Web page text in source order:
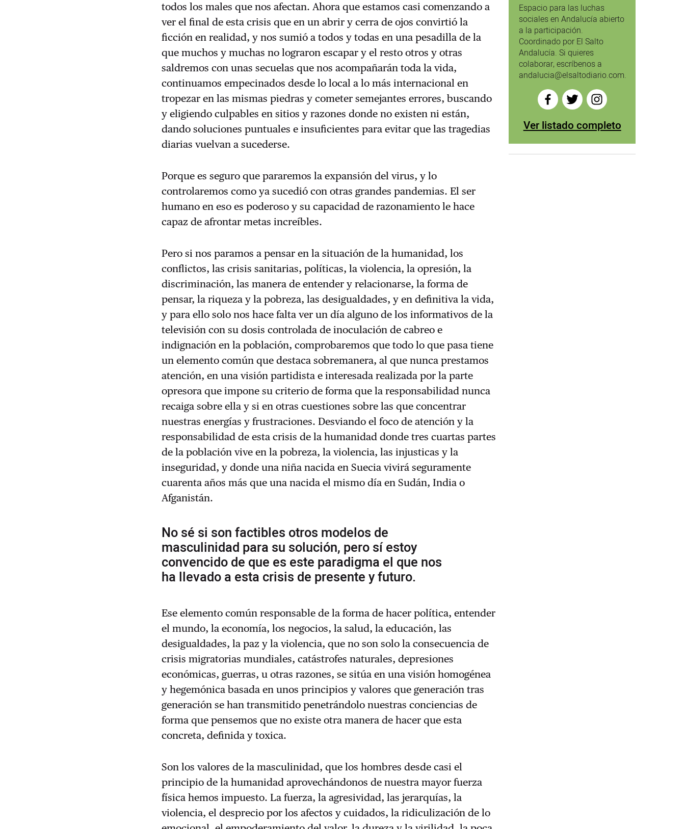
todos los males que nos afectan. Ahora que estamos casi comenzando a
ver el final de esta crisis que en un abrir y cerra de ojos convirtió la
ficción en realidad, y nos sumió a todos y todas en una pesadilla de la
que muchos y muchas no lograron escapar y el resto otros y otras
saldremos con unas secuelas que nos acompañarán toda la vida,
continuamos empecinados desde lo local a lo más internacional en
tropezar en las mismas piedras y cometer semejantes errores, buscando
y eligiendo culpables en sitios y razones donde no existen ni están,
dando soluciones puntuales e insuficientes para evitar que las tragedias
diarias vuelvan a sucederse.
Porque es seguro que pararemos la expansión del virus, y lo
controlaremos como ya sucedió con otras grandes pandemias. El ser
humano en eso es poderoso y su capacidad de razonamiento le hace
capaz de afrontar metas increíbles.
Pero si nos paramos a pensar en la situación de la humanidad, los
conflictos, las crisis sanitarias, políticas, la violencia, la opresión, la
discriminación, las manera de entender y relacionarse, la forma de
pensar, la riqueza y la pobreza, las desigualdades, y en definitiva la vida,
y para ello solo nos hace falta ver un día alguno de los informativos de la
televisión con su dosis controlada de inoculación de cabreo e
indignación en la población, comprobaremos que todo lo que pasa tiene
un elemento común que destaca sobremanera, al que nunca prestamos
atención, en una visión partidista e interesada realizada por la parte
opresora que impone su criterio de forma que la responsabilidad nunca
recaiga sobre ella y si en otras cuestiones sobre las que concentrar
nuestras energías y frustraciones. Desviando el foco de atención y la
responsabilidad de esta crisis de la humanidad donde tres cuartas partes
de la población vive en la pobreza, la violencia, las injusticas y la
inseguridad, y donde una niña nacida en Suecia vivirá seguramente
cuarenta años más que una nacida el mismo día en Sudán, India o
Afganistán.
No sé si son factibles otros modelos de
masculinidad para su solución, pero sí estoy
convencido de que es este paradigma el que nos
ha llevado a esta crisis de presente y futuro.
Ese elemento común responsable de la forma de hacer política, entender
el mundo, la economía, los negocios, la salud, la educación, las
desigualdades, la paz y la violencia, que no son solo la consecuencia de
crisis migratorias mundiales, catástrofes naturales, depresiones
económicas, guerras, u otras razones, se sitúa en una visión homogénea
y hegemónica basada en unos principios y valores que generación tras
generación se han transmitido penetrándolo nuestras conciencias de
forma que pensemos que no existe otra manera de hacer que esta
concreta, definida y toxica.
Son los valores de la masculinidad, que los hombres desde casi el
principio de la humanidad aprovechándonos de nuestra mayor fuerza
física hemos impuesto. La fuerza, la agresividad, las jerarquías, la
violencia, el desprecio por los afectos y cuidados, la ridiculización de lo
Espacio para las luchas
sociales en Andalucía abierto
a la participación.
Coordinado por El Salto
Andalucía. Si quieres
colaborar, escríbenos a
andalucia@elsaltodiario.com.
Ver listado completo